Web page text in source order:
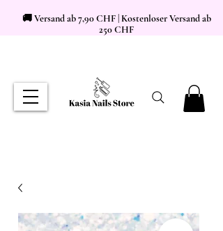
🚚 Versand ab 7,90 CHF | Kostenloser Versand ab
250 CHF